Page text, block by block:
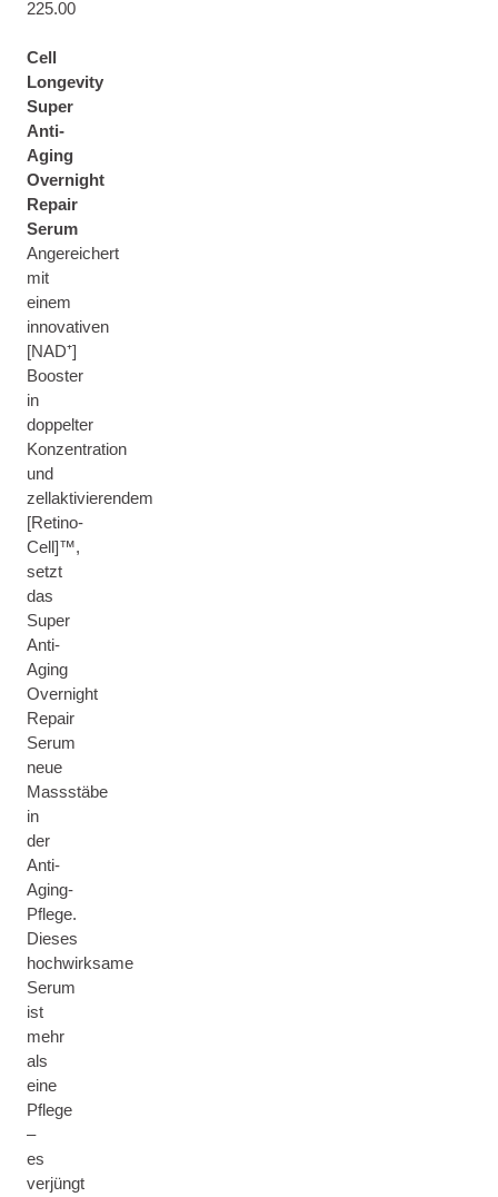
225.00
Cell
Longevity
Super
Anti-
Aging
Overnight
Repair
Serum
Angereichert
mit
einem
innovativen
[NAD⁺]
Booster
in
doppelter
Konzentration
und
zellaktivierendem
[Retino-
Cell]™,
setzt
das
Super
Anti-
Aging
Overnight
Repair
Serum
neue
Massstäbe
in
der
Anti-
Aging-
Pflege.
Dieses
hochwirksame
Serum
ist
mehr
als
eine
Pflege
–
es
verjüngt